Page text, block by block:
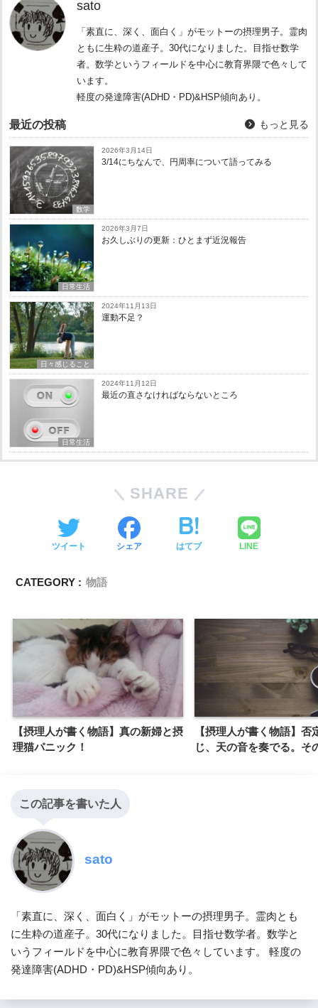
sato
「素直に、深く、面白く」がモットーの摂理男子。霊肉
ともに生粋の道産子。30代になりました。目指せ数学
者。数学というフィールドを中心に教育界隈で色々して
います。
軽度の発達障害(ADHD・PD)&HSP傾向あり。
最近の投稿 もっと見る
数学
2026年3月14日
3/14にちなんで、円周率について語ってみる
日常生活
2026年3月7日
お久しぶりの更新：ひとまず近況報告
日々感じること
2024年11月13日
運動不足？
日常生活
2024年11月12日
最近の直さなければならないところ
SHARE
ツイート シェア はてブ LINE
CATEGORY : 物語
【摂理人が書く物語】真の新婦と摂
理猫パニック！
【摂理人が書く物語】否
じ、天の音を奏でる。そ
この記事を書いた人
sato
「素直に、深く、面白く」がモットーの摂理男子。霊肉とも
に生粋の道産子。30代になりました。目指せ数学者。数学と
いうフィールドを中心に教育界隈で色々しています。 軽度の
発達障害(ADHD・PD)&HSP傾向あり。